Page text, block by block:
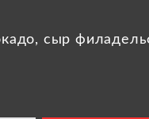
сыр